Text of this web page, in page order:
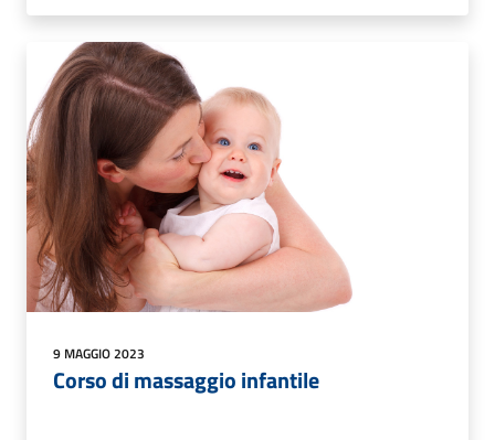
9 MAGGIO 2023
Corso di massaggio infantile